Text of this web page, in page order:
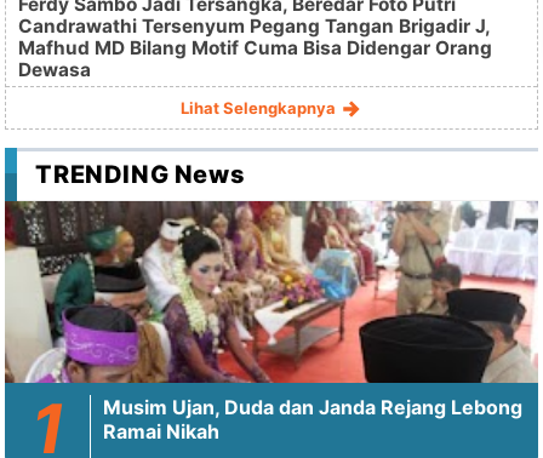
Candrawathi Tersenyum Pegang Tangan Brigadir J,
Mafhud MD Bilang Motif Cuma Bisa Didengar Orang
Dewasa
Lihat Selengkapnya
TRENDING News
Musim Ujan, Duda dan Janda Rejang Lebong
Ramai Nikah